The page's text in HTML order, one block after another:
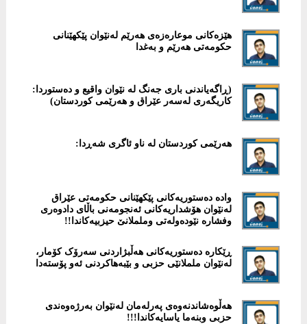
هێزەکانی موعارەزەی هەرێم لەنێوان پێکهێنانی
حکومەتی هەرێم و بەغدا
(ڕاگەیاندنی باری جەنگ لە نێوان واقیع و دەستوردا:
کاریگەری لەسەر عێراق و هەرێمی کوردستان)
هەرێمی کوردستان لە ناو ئاگری شەڕدا:
‎وادە دەستوریەكانی پێكهێنانی حكومەتی عێراق
لەنێوان هۆشداریەكانی ئەنجومەنی باڵای دادوەری
وفشارە نێودەولەتی وململانێ حیزبیەكاندا!!
ڕێكارە دەستوریەکانی هەڵبژاردنی سەرۆک کۆمار،
لەنێوان ململانێی حزبی و بێبەهاکردنی ئەو پۆستەدا
هەڵوەشاندنەوەی پەرلەمان لەنێوان بەرژەوەندی
حزبی وبنەما یاسایەكاندا!!!